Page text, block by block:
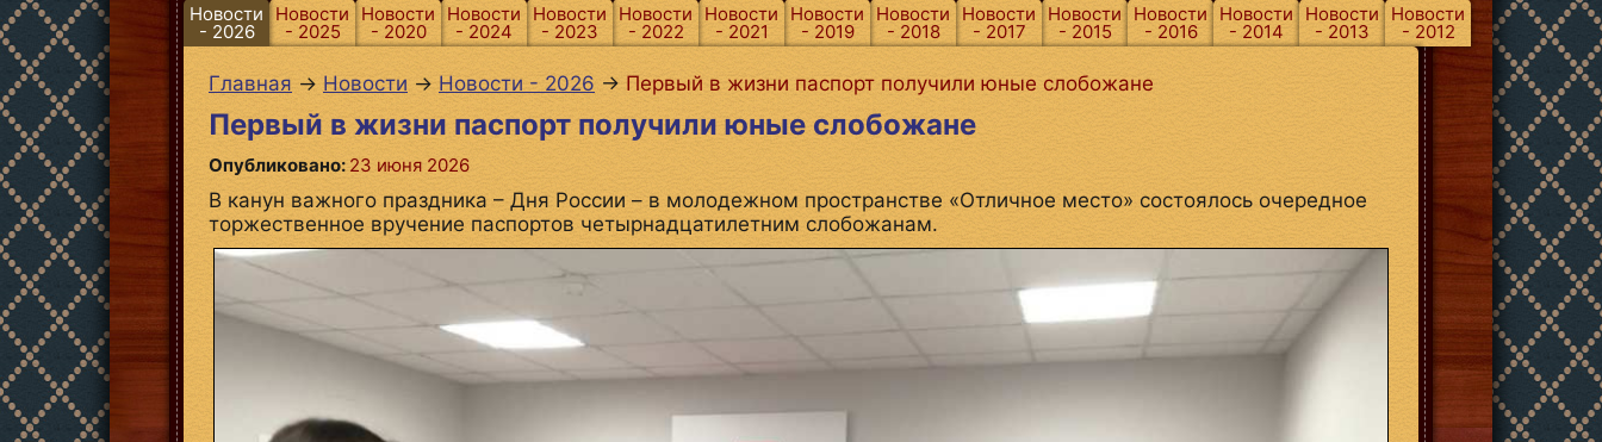
Новости
- 2026
Новости
- 2025
Новости
- 2020
Новости
- 2024
Новости
- 2023
Новости
- 2022
Новости
- 2021
Новости
- 2019
Новости
- 2018
Новости
- 2017
Новости
- 2015
Новости
- 2016
Новости
- 2014
Новости
- 2013
Новости
- 2012
Главная → Новости → Новости - 2026 → Первый в жизни паспорт получили юные слобожане
Первый в жизни паспорт получили юные слобожане
Опубликовано: 23 июня 2026
В канун важного праздника – Дня России – в молодежном пространстве «Отличное место» состоялось очередное
торжественное вручение паспортов четырнадцатилетним слобожанам.